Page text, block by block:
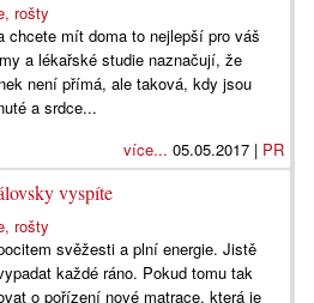
rošty
chcete mít doma to nejlepší pro váš
a lékařské studie naznačují, že
není přímá, ale taková, kdy jsou
a srdce...
více... 05.05.2017 | PR
vyspíte
rošty
svěžesti a plní energie. Jistě
každé ráno. Pokud tomu tak
o pořízení nové matrace, která je